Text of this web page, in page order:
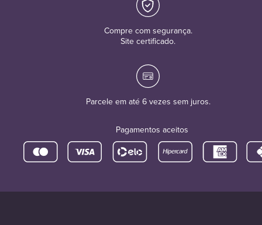
Compre com segurança.
Site certificado.
Parcele em até 6 vezes sem juros.
Pagamentos aceitos